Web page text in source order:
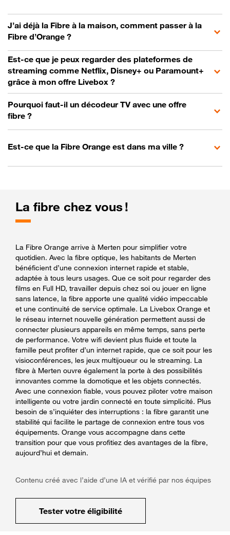
J’ai déjà la Fibre à la maison, comment passer à la
Fibre d’Orange ?
Est-ce que je peux regarder des plateformes de
streaming comme Netflix, Disney+ ou Paramount+
grâce à mon offre Livebox ?
Pourquoi faut-il un décodeur TV avec une offre
fibre ?
Est-ce que la Fibre Orange est dans ma ville ?
La fibre chez vous !
La Fibre Orange arrive à Merten pour simplifier votre
quotidien. Avec la fibre optique, les habitants de Merten
bénéficient d’une connexion internet rapide et stable,
adaptée à tous leurs usages. Que ce soit pour regarder des
films en Full HD, travailler depuis chez soi ou jouer en ligne
sans latence, la fibre apporte une qualité vidéo impeccable
et une continuité de service optimale. La Livebox Orange et
le réseau internet nouvelle génération permettent aussi de
connecter plusieurs appareils en même temps, sans perte
de performance. Votre wifi devient plus fluide et toute la
famille peut profiter d’un internet rapide, que ce soit pour les
visioconférences, les jeux multijoueur ou le streaming. La
fibre à Merten ouvre également la porte à des possibilités
innovantes comme la domotique et les objets connectés.
Avec une connexion fiable, vous pouvez piloter votre maison
intelligente ou votre jardin connecté en toute simplicité. Plus
besoin de s’inquiéter des interruptions : la fibre garantit une
stabilité qui facilite le partage de connexion entre tous vos
équipements. Orange vous accompagne dans cette
transition pour que vous profitiez des avantages de la fibre,
aujourd’hui et demain.
Contenu créé avec l’aide d’une IA et vérifié par nos équipes
Tester votre éligibilité